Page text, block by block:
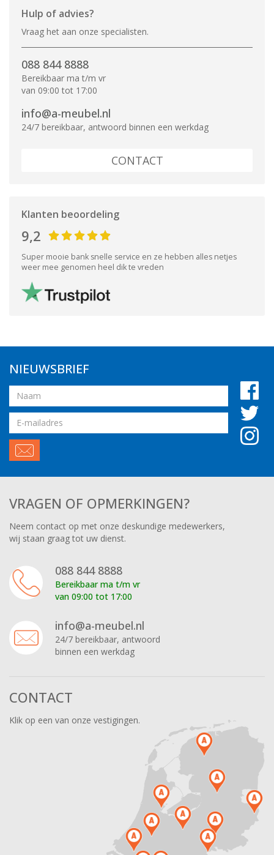
Hulp of advies?
Vraag het aan onze specialisten.
088 844 8888
Bereikbaar ma t/m vr
van 09:00 tot 17:00
info@a-meubel.nl
24/7 bereikbaar, antwoord binnen een werkdag
CONTACT
Klanten beoordeling
9,2
Super mooie bank snelle service en ze hebben alles netjes
weer mee genomen heel dik te vreden
NIEUWSBRIEF
Naam
Email
VRAGEN OF OPMERKINGEN?
Neem contact op met onze deskundige medewerkers,
wij staan graag tot uw dienst.
088 844 8888
Bereikbaar ma t/m vr
van 09:00 tot 17:00
info@a-meubel.nl
24/7 bereikbaar, antwoord
binnen een werkdag
CONTACT
Klik op een van onze vestigingen.